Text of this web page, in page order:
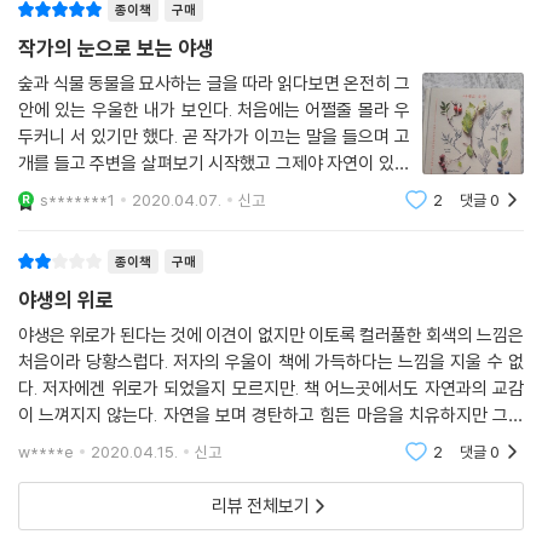
내가 이 상태를 완전히 벗어날 가능성이 없다는 걸 안다. 이 병은 내 인생의
절반이 넘는 시간에 걸쳐 삶을 온전히 누릴 능력을 빼앗았다. (…) 이 병은
거대한 잿빛 민달팽이처럼 내 마음을 깔고 앉았지만, 나는 할 수 있을 때마
다 그놈에게 타격을 가하며 빠져나오려고 애쓴다. 숲속의 새와 식물 사이
에서 시간을 보내면서 그놈에게 한 방을 먹이고, 그림을 그리거나 손으로
무언가를 만드는 기분 전환 활동을 통해 좀 더 긍정적인 정신상태를 조성
하며 그놈을 걷어찬다. 상담 치료사를 찾아가고, 날마다 약을 먹고, 우울감
가 하는 일을 순수하게 즐길 수 있다면, 내가 할 수 있는 일에 대한 기대를
운 노랫소리를 들으며 소리 내어 운다. 거기 선 채 눈물이 흘러나오게 놔둔
다.
--- p.175~176
어느 여름에 나는 신기한 무늬가 있는 조약돌을 주웠다. 조약돌에는 작고
뾰족한 화산 같은 것이 튀어나와 있었는데 주변의 바위에 있는 것과도 비
슷했다. 조약돌이 마음에 든 나는 그것도 양동이에 집어넣었다. 내가 만든
작은 웅덩이에 갇힌 새우와 게들이 꿈틀대는 걸 지켜보고 있을 때, 무언가
많은 연구자들이 자연이 인간에게 미치는 긍정적인 효과를 연구했다. 그중
임상 병리학자 마가릿 한센Margaret Hansen은 ‘산림욕과 자연치유Shi
nrin-Yoku(Forest Bathing) and Nature Therapy’라는 논문에서 자
연과 인간의 정신 건강 사이의 관계를 탐구하는 10년간의 연구를 광범위
하게 수집하고 분석했다. 한센은 이를 통해 자연이 가진 임상 치료 효과를
확인했으며, 그 결과를 바탕으로 의료전문가들에게 산림욕을 보편적 건강
증진 모델로 사용하기를 적극적으로 권장한다.
자연을 활용한 임상 건강법의 한 가지 사례로 볼 수 있는 영국의 ‘네이처스
웨이Nature's Way’는 세계 최대의 온실인 에덴 프로젝트Eden project
와 연계된 사회적 처방 프로그램이다. 사회적 처방은 의약품 처방과는 다
른 개념으로 의료전문가들이 환자에게 필요한 다양한 비임상적 서비스를
제안하는 것이다. 영국 보건복지부의 대대적인 지원을 받는 네이처스 웨이
는 사람들에게 자연 산책 서비스를 처방함으로써 건강과 생활을 향상시킬
기회를 제공한다. 환자들은 그들의 신체적·정신적 건강 증진을 위해 의료
진에게 ‘주간 정원 가꾸기’ 같은 활동을 처방받는다. 2016년에 시작된 이
프로그램은 이미 수백 명의 삶을 바꾸어 놓았으며, 입원 시간의 유의미한
단축으로 영국 국민건강보험의 부담을 현저히 덜어주고 있다. 무엇보다 고
글은 깊이 있고 사진은 인상적이며 그림은 절묘하다. 이 책은 문학적인 항
우울제와도 같다.
- 에마 프로이트 (문화 비평가)
완벽한 기쁨을 주는 책이다. 정신과 영혼을 동시에 달랠 수 있는 책은 매우
드물지만, 『야생의 위로』는 그런 경지에 도달했다. 무척이나 강렬하고 아
름다운 이 책을 읽고 나면 어느 누구의 삶이든 분명히 더 나아질 것이다.
에마 미첼이 알려주는 자연의 치료법. 자연 속에서 자신을 돌보는 능력과
정신 건강 사이의 연결고리를 정교하고 세련되게 다듬었다.
- [가디언]
매력적인 삽화와 우아한 문장으로 계절을 탐구하는 아름다운 책. 이 책은
종이책 구매
작가의 눈으로 보는 야생
숲과 식물 동물을 묘사하는 글을 따라 읽다보면 온전히 그
안에 있는 우울한 내가 보인다. 처음에는 어쩔줄 몰라 우
두커니 서 있기만 했다. 곧 작가가 이끄는 말을 들으며 고
개를 들고 주변을 살펴보기 시작했고 그제야 자연이 있는
지 알아챘다. 따뜻하고 예뻤다. 아름다움에 취하다보면 기
분이 나아지고 봄을 지나 여름까지 왔을때는 생기가 돈다.
s*******1 2020.04.07. 신고 2 댓글0
종이책 구매
야생의 위로
야생은 위로가 된다는 것에 이견이 없지만 이토록 컬러풀한 회색의 느낌은
처음이라 당황스럽다. 저자의 우울이 책에 가득하다는 느낌을 지울 수 없
다. 저자에겐 위로가 되었을지 모르지만. 책 어느곳에서도 자연과의 교감
이 느껴지지 않는다. 자연을 보며 경탄하고 힘든 마음을 치유하지만 그게
끝이다. 아무래도 바로 전에 읽은 책과 너무 비교되어 그런것이 아닌가 싶
w****e 2020.04.15. 신고 2 댓글0
리뷰 전체보기